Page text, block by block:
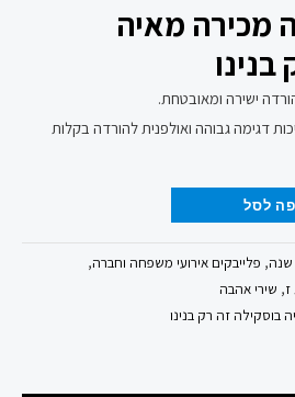
מכירה מאיה
ישירה ומאובטחת.
דגימה גבוהה ואולפנית להורדה בקלות
לסל
שנה, פלייבקים אירועי משפחה וחברה,
, שירי אהבה
בוסקילה זה רק בנינו